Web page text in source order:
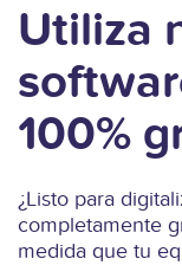
Utiliza
100%
¿Listo para
completamente
medida que tu